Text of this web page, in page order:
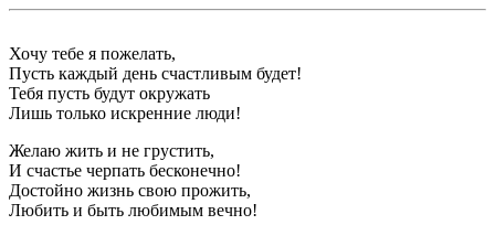
Хочу тебе я пожелать,
Пусть каждый день счастливым будет!
Тебя пусть будут окружать
Лишь только искренние люди!
Желаю жить и не грустить,
И счастье черпать бесконечно!
Достойно жизнь свою прожить,
Любить и быть любимым вечно!